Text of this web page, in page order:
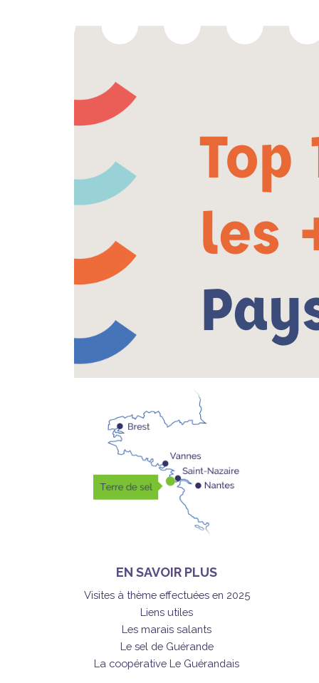
EN SAVOIR PLUS
Visites à thème effectuées en 2025
Liens utiles
Les marais salants
Le sel de Guérande
La coopérative Le Guérandais